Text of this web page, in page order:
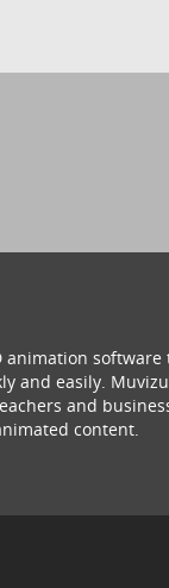
animation
and easily.
and
content.